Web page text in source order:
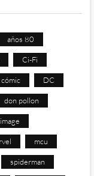
años 80
Ci-Fi
cómic DC
don pollon
image
mcu
spiderman